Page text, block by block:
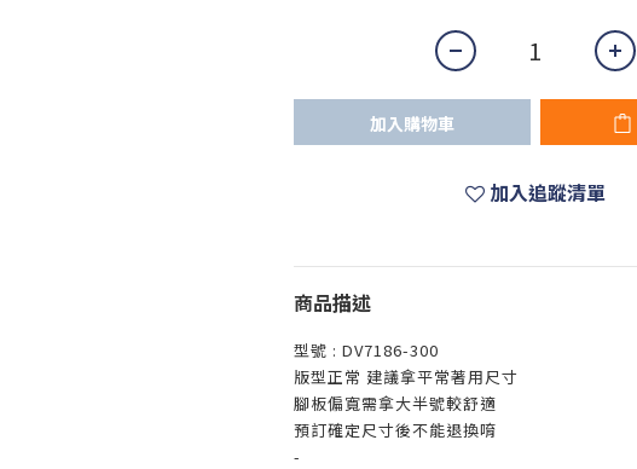
加入購物車
加入追蹤清單
商品描述
型號 : DV7186-300
版型正常 建議拿平常著用尺寸
腳板偏寬需拿大半號較舒適
預訂確定尺寸後不能退換唷
-